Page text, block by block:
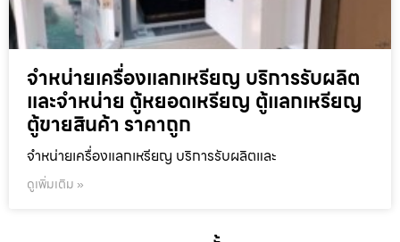
จำหน่ายเครื่องแลกเหรียญ บริการรับผลิต
และจำหน่าย ตู้หยอดเหรียญ ตู้แลกเหรียญ
ตู้ขายสินค้า ราคาถูก
จำหน่ายเครื่องแลกเหรียญ บริการรับผลิตและ
ดูเพิ่มเติม »